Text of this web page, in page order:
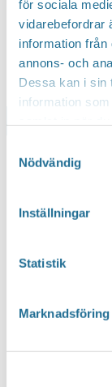
för sociala
vidarebefordrar
information från
annons- och
Dessa kan i sin
information
Nödvändig
Inställningar
Statistik
Marknadsföring